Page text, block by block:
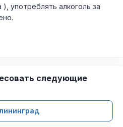
употреблять алкоголь за
следующие